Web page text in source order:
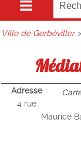
Ville de Gerbéviller>
Adresse
4 rue
Maurice